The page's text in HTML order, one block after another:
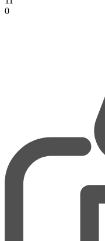
0